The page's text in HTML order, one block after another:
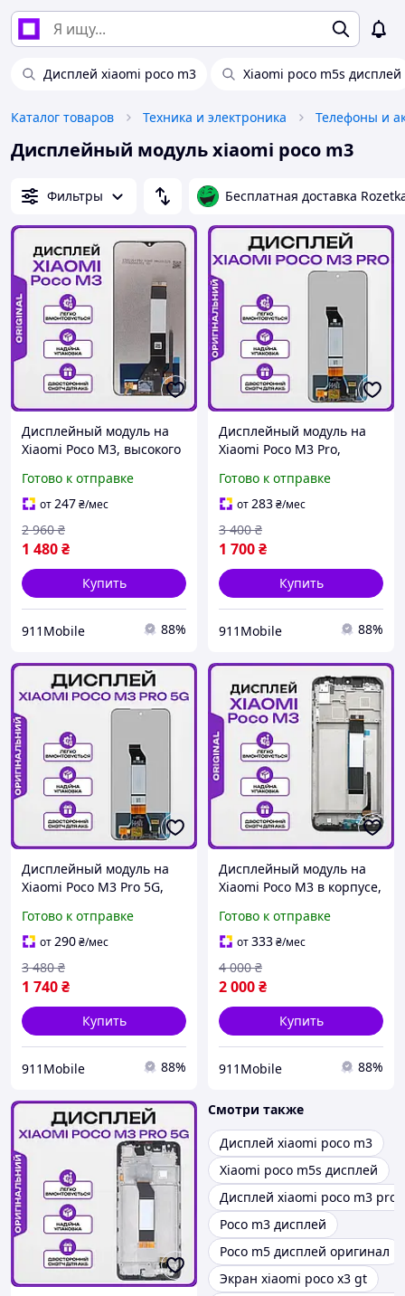
Дисплей xiaomi poco m3 Xiaomi poco m5s дисплей
Каталог товаров Техника и электроника Телефоны и
Дисплейный модуль xiaomi poco m3
Фильтры Бесплатная доставка
Дисплейный модуль на
Xiaomi Poco M3, высокого
М3
Готово к отправке
от247₴/мес
1 480₴
2 960 ₴
Купить
911Mobile 88%
Дисплейный модуль на
Xiaomi Poco M3 Pro,
Ксиоми Поко М3 Про
Готово к отправке
от283₴/мес
1 700₴
3 400 ₴
Купить
911Mobile 88%
Дисплейный модуль на
Xiaomi Poco M3 Pro 5G,
Ксиоми Поко М3 Про
Готово к отправке
от290₴/мес
1 740₴
3 480 ₴
Купить
911Mobile 88%
Дисплейный модуль на
Xiaomi Poco M3 в корпусе,
Ксиоми Поко М3
Готово к отправке
от333₴/мес
2 000₴
4 000 ₴
Купить
911Mobile 88%
Смотри также
Дисплей xiaomi poco m3
Xiaomi poco m5s дисплей
Дисплей xiaomi poco m3 pro
Poco m3 дисплей
Poco m5 дисплей оригинал
Экран xiaomi poco x3 gt